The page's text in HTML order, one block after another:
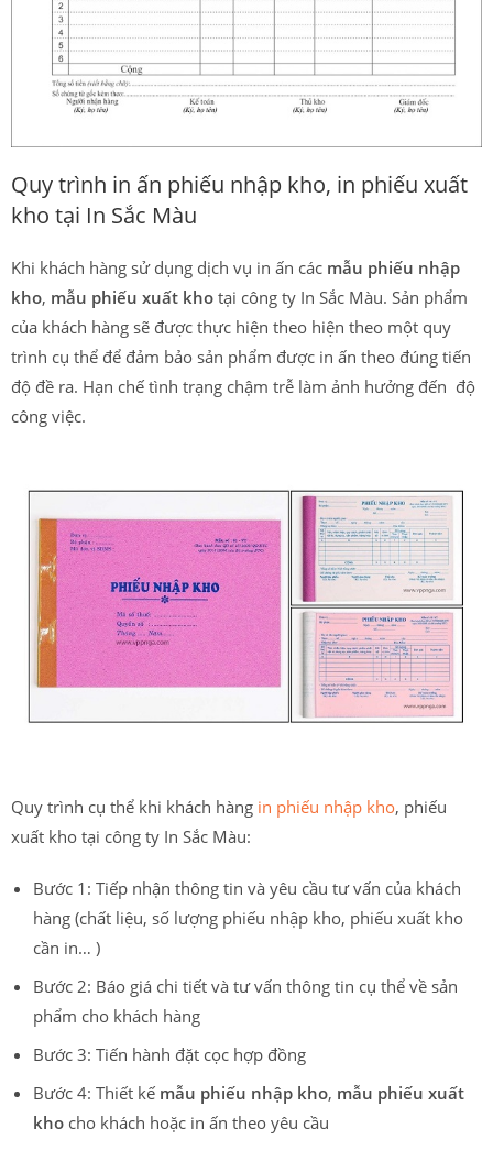
Quy trình in ấn phiếu nhập kho, in phiếu xuất
kho tại In Sắc Màu
Khi khách hàng sử dụng dịch vụ in ấn các mẫu phiếu nhập
kho, mẫu phiếu xuất kho tại công ty In Sắc Màu. Sản phẩm
của khách hàng sẽ được thực hiện theo hiện theo một quy
trình cụ thể để đảm bảo sản phẩm được in ấn theo đúng tiến
độ đề ra. Hạn chế tình trạng chậm trễ làm ảnh hưởng đến độ
công việc.
Quy trình cụ thể khi khách hàng in phiếu nhập kho, phiếu
xuất kho tại công ty In Sắc Màu:
Bước 1: Tiếp nhận thông tin và yêu cầu tư vấn của khách
hàng (chất liệu, số lượng phiếu nhập kho, phiếu xuất kho
cần in… )
Bước 2: Báo giá chi tiết và tư vấn thông tin cụ thể về sản
phẩm cho khách hàng
Bước 3: Tiến hành đặt cọc hợp đồng
Bước 4: Thiết kế mẫu phiếu nhập kho, mẫu phiếu xuất
kho cho khách hoặc in ấn theo yêu cầu